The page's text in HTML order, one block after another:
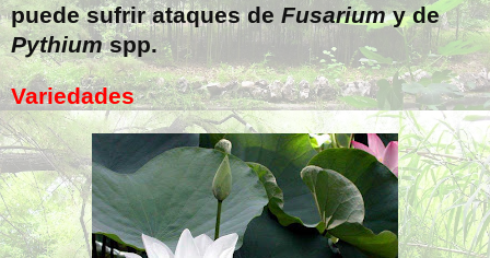
puede sufrir ataques de Fusariumy de
Pythiumspp.
Variedades